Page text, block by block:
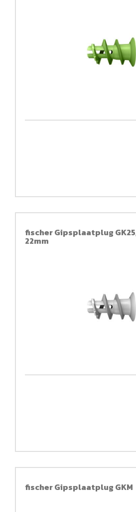
fischer Gipsplaatplug
22mm
fischer Gipsplaatplug GKM